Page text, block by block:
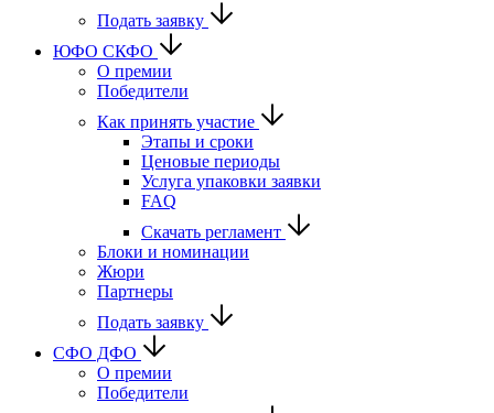
Подать заявку
ЮФО СКФО
О премии
Победители
Как принять участие
Этапы и сроки
Ценовые периоды
Услуга упаковки заявки
FAQ
Скачать регламент
Блоки и номинации
Жюри
Партнеры
Подать заявку
CФО ДФО
О премии
Победители